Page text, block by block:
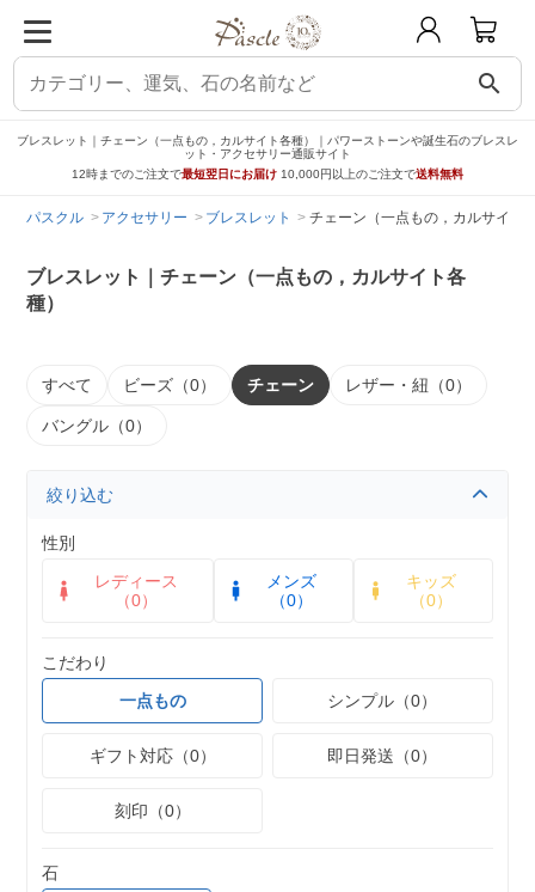
search
ブレスレット｜チェーン（一点もの，カルサイト各種）｜パワーストーンや誕生石のブレスレ
ット・アクセサリー通販サイト
12時までのご注文で最短翌日にお届け 10,000円以上のご注文で送料無料
パスクル アクセサリー ブレスレット チェーン（一点もの，カルサイト
ブレスレット｜チェーン（一点もの，カルサイト各
種）
すべて ビーズ（0） チェーン レザー・紐（0）
バングル（0）
絞り込む
性別
レディース
（0）
メンズ
（0）
キッズ
（0）
こだわり
一点もの
シンプル（0）
ギフト対応（0） 即日発送（0）
刻印（0）
石